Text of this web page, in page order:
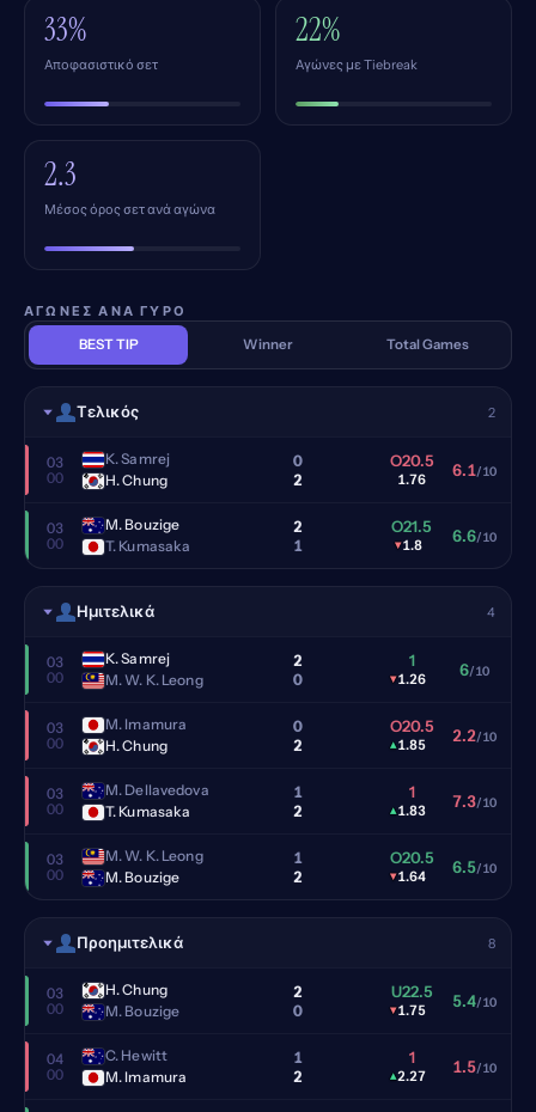
33%
Αποφασιστικό σετ
22%
Αγώνες με Tiebreak
2.3
Μέσος όρος σετ ανά αγώνα
ΑΓΏΝΕΣ ΑΝΆ ΓΎΡΟ
BEST TIP
Winner Total Games
Τελικός 2
03
00
K. Samrej
H. Chung
0
2
O20.5
1.76 6.1/10
03
00
M. Bouzige
T. Kumasaka
2
1
O21.5
▾1.8 6.6/10
Ημιτελικά 4
03
00
K. Samrej
M. W. K. Leong
2
0
1
▾1.26 6/10
03
00
M. Imamura
H. Chung
0
2
O20.5
▴1.85 2.2/10
03
00
M. Dellavedova
T. Kumasaka
1
2
1
▴1.83 7.3/10
03
00
M. W. K. Leong
M. Bouzige
1
2
O20.5
▾1.64 6.5/10
Προημιτελικά 8
03
00
H. Chung
M. Bouzige
2
0
U22.5
▾1.75 5.4/10
04
00
C. Hewitt
M. Imamura
1
2
1
▴2.27 1.5/10